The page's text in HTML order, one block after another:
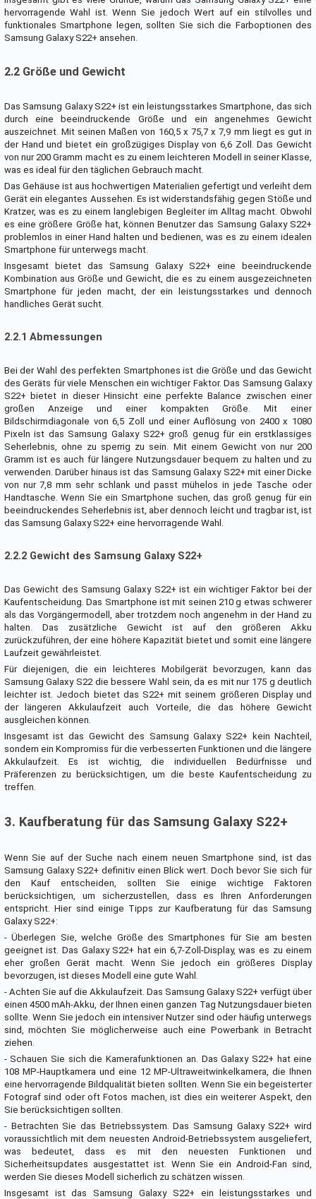
hervorragende Wahl ist. Wenn Sie jedoch Wert auf ein stilvolles und
funktionales Smartphone legen, sollten Sie sich die Farboptionen des
Samsung Galaxy S22+ ansehen.
2.2 Größe und Gewicht
Das Samsung Galaxy S22+ ist ein leistungsstarkes Smartphone, das sich
durch eine beeindruckende Größe und ein angenehmes Gewicht
auszeichnet. Mit seinen Maßen von 160,5 x 75,7 x 7,9 mm liegt es gut in
der Hand und bietet ein großzügiges Display von 6,6 Zoll. Das Gewicht
von nur 200 Gramm macht es zu einem leichteren Modell in seiner Klasse,
was es ideal für den täglichen Gebrauch macht.
Das Gehäuse ist aus hochwertigen Materialien gefertigt und verleiht dem
Gerät ein elegantes Aussehen. Es ist widerstandsfähig gegen Stöße und
Kratzer, was es zu einem langlebigen Begleiter im Alltag macht. Obwohl
es eine größere Größe hat, können Benutzer das Samsung Galaxy S22+
problemlos in einer Hand halten und bedienen, was es zu einem idealen
Smartphone für unterwegs macht.
Insgesamt bietet das Samsung Galaxy S22+ eine beeindruckende
Kombination aus Größe und Gewicht, die es zu einem ausgezeichneten
Smartphone für jeden macht, der ein leistungsstarkes und dennoch
handliches Gerät sucht.
2.2.1 Abmessungen
Bei der Wahl des perfekten Smartphones ist die Größe und das Gewicht
des Geräts für viele Menschen ein wichtiger Faktor. Das Samsung Galaxy
S22+ bietet in dieser Hinsicht eine perfekte Balance zwischen einer
großen Anzeige und einer kompakten Größe. Mit einer
Bildschirmdiagonale von 6,5 Zoll und einer Auflösung von 2400 x 1080
Pixeln ist das Samsung Galaxy S22+ groß genug für ein erstklassiges
Seherlebnis, ohne zu sperrig zu sein. Mit einem Gewicht von nur 200
Gramm ist es auch für längere Nutzungsdauer bequem zu halten und zu
verwenden. Darüber hinaus ist das Samsung Galaxy S22+ mit einer Dicke
von nur 7,8 mm sehr schlank und passt mühelos in jede Tasche oder
Handtasche. Wenn Sie ein Smartphone suchen, das groß genug für ein
beeindruckendes Seherlebnis ist, aber dennoch leicht und tragbar ist, ist
das Samsung Galaxy S22+ eine hervorragende Wahl.
2.2.2 Gewicht des Samsung Galaxy S22+
Das Gewicht des Samsung Galaxy S22+ ist ein wichtiger Faktor bei der
Kaufentscheidung. Das Smartphone ist mit seinen 210 g etwas schwerer
als das Vorgängermodell, aber trotzdem noch angenehm in der Hand zu
halten. Das zusätzliche Gewicht ist auf den größeren Akku
zurückzuführen, der eine höhere Kapazität bietet und somit eine längere
Laufzeit gewährleistet.
Für diejenigen, die ein leichteres Mobilgerät bevorzugen, kann das
Samsung Galaxy S22 die bessere Wahl sein, da es mit nur 175 g deutlich
leichter ist. Jedoch bietet das S22+ mit seinem größeren Display und
der längeren Akkulaufzeit auch Vorteile, die das höhere Gewicht
ausgleichen können.
Insgesamt ist das Gewicht des Samsung Galaxy S22+ kein Nachteil,
sondern ein Kompromiss für die verbesserten Funktionen und die längere
Akkulaufzeit. Es ist wichtig, die individuellen Bedürfnisse und
Präferenzen zu berücksichtigen, um die beste Kaufentscheidung zu
treffen.
3. Kaufberatung für das Samsung Galaxy S22+
Wenn Sie auf der Suche nach einem neuen Smartphone sind, ist das
Samsung Galaxy S22+ definitiv einen Blick wert. Doch bevor Sie sich für
den Kauf entscheiden, sollten Sie einige wichtige Faktoren
berücksichtigen, um sicherzustellen, dass es Ihren Anforderungen
entspricht. Hier sind einige Tipps zur Kaufberatung für das Samsung
Galaxy S22+:
- Überlegen Sie, welche Größe des Smartphones für Sie am besten
geeignet ist. Das Galaxy S22+ hat ein 6,7-Zoll-Display, was es zu einem
eher großen Gerät macht. Wenn Sie jedoch ein größeres Display
bevorzugen, ist dieses Modell eine gute Wahl.
- Achten Sie auf die Akkulaufzeit. Das Samsung Galaxy S22+ verfügt über
einen 4500 mAh-Akku, der Ihnen einen ganzen Tag Nutzungsdauer bieten
sollte. Wenn Sie jedoch ein intensiver Nutzer sind oder häufig unterwegs
sind, möchten Sie möglicherweise auch eine Powerbank in Betracht
ziehen.
- Schauen Sie sich die Kamerafunktionen an. Das Galaxy S22+ hat eine
108 MP-Hauptkamera und eine 12 MP-Ultraweitwinkelkamera, die Ihnen
eine hervorragende Bildqualität bieten sollten. Wenn Sie ein begeisterter
Fotograf sind oder oft Fotos machen, ist dies ein weiterer Aspekt, den
Sie berücksichtigen sollten.
- Betrachten Sie das Betriebssystem. Das Samsung Galaxy S22+ wird
voraussichtlich mit dem neuesten Android-Betriebssystem ausgeliefert,
was bedeutet, dass es mit den neuesten Funktionen und
Sicherheitsupdates ausgestattet ist. Wenn Sie ein Android-Fan sind,
werden Sie dieses Modell sicherlich zu schätzen wissen.
Insgesamt ist das Samsung Galaxy S22+ ein leistungsstarkes und